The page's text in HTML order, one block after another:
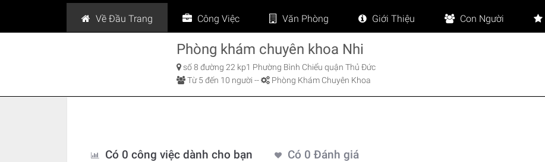
Về Đầu Trang Công Việc Văn Phòng Giới Thiệu Con Người
Phòng khám chuyên khoa Nhi
số 8 đường 22 kp1 Phường Bình Chiểu quận Thủ Đức
Từ 5 đến 10 người -- Phòng Khám Chuyên Khoa
Có 0 công việc dành cho bạn Có 0 Đánh giá